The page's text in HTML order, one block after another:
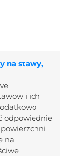
na stawy,
i ich
odpowiednie
na